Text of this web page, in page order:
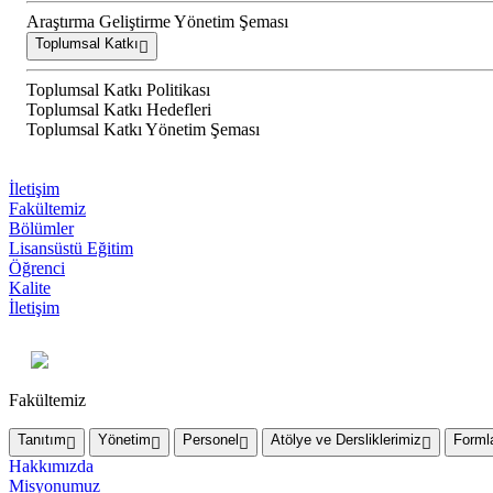
Araştırma Geliştirme Yönetim Şeması
Toplumsal Katkı
Toplumsal Katkı Politikası
Toplumsal Katkı Hedefleri
Toplumsal Katkı Yönetim Şeması
İletişim
Fakültemiz
Bölümler
Lisansüstü Eğitim
Öğrenci
Kalite
İletişim
Fakültemiz
Tanıtım Yönetim Personel Atölye ve Dersliklerimiz
Hakkımızda
Misyonumuz